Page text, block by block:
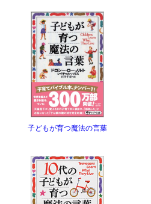
子どもが育つ魔法の言葉